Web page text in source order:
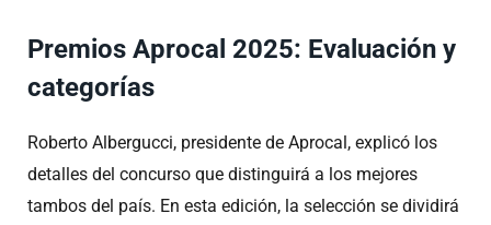
Premios Aprocal 2025: Evaluación y
categorías
Roberto Albergucci, presidente de Aprocal, explicó los
detalles del concurso que distinguirá a los mejores
tambos del país. En esta edición, la selección se dividirá